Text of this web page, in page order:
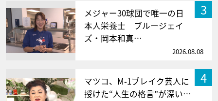
3
メジャー30球団で唯一の日
本人栄養士 ブルージェイ
ズ・岡本和真…
2026.08.08
4
マツコ、M-1ブレイク芸人に
授けた“人生の格言”が深い…